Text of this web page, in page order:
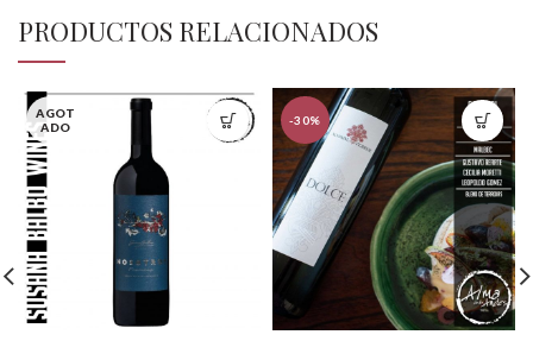
PRODUCTOS RELACIONADOS
AGOT
ADO
-30%